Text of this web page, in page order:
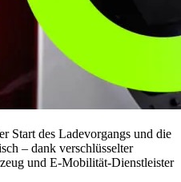
Start des Ladevorgangs und die
– dank verschlüsselter
und E-Mobilität-Dienstleister